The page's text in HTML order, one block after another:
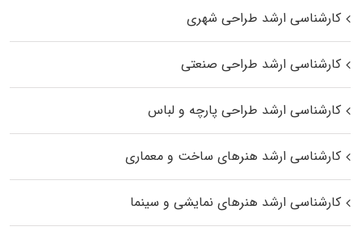
کارشناسی ارشد طراحی شهری
کارشناسی ارشد طراحی صنعتی
کارشناسی ارشد طراحی پارچه و لباس
کارشناسی ارشد هنرهای ساخت و معماری
کارشناسی ارشد هنرهای نمایشی و سینما